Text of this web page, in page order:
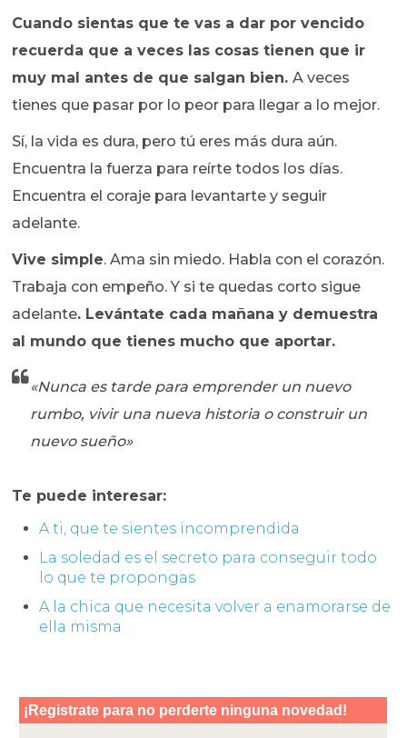
Cuando sientas que te vas a dar por vencido
recuerda que a veces las cosas tienen que ir
muy mal antes de que salgan bien.A veces
tienes que pasar por lo peor para llegar a lo mejor.
Sí, la vida es dura, pero tú eres más dura aún.
Encuentra la fuerza para reírte todos los días.
Encuentra el coraje para levantarte y seguir
adelante.
Vive simple. Ama sin miedo. Habla con el corazón.
Trabaja con empeño. Y si te quedas corto sigue
adelante. Levántate cada mañana y demuestra
al mundo que tienes mucho que aportar.
«Nunca es tarde para emprender un nuevo
rumbo, vivir una nueva historia o construir un
nuevo sueño»
Te puede interesar:
A ti, que te sientes incomprendida
La soledad es el secreto para conseguir todo
lo que te propongas
A la chica que necesita volver a enamorarse de
ella misma